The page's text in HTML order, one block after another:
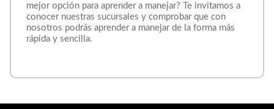
mejor opción para aprender a manejar? Te invitamos a
conocer nuestras sucursales y comprobar que con
nosotros podrás aprender a manejar de la forma más
rápida y sencilla.